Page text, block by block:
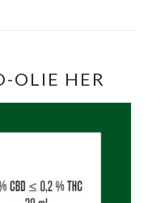
OLIE HER